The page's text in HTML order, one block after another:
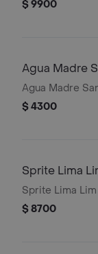
$ 9900
Agua Madre
Agua Madre
$ 4300
Sprite Lima
Sprite Lima Lim
$ 8700